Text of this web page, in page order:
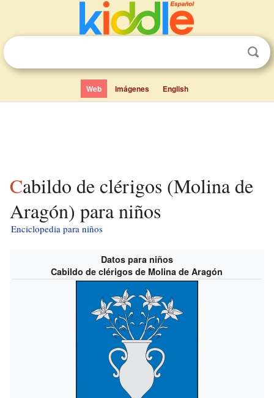
Web Imágenes English
Cabildo de clérigos (Molina de
Aragón) para niños
Enciclopedia para niños
Datos para niños
Cabildo de clérigos de Molina de Aragón